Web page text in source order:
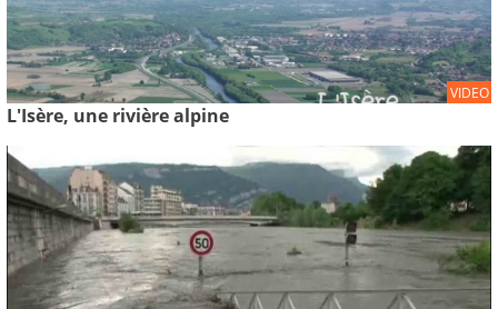
VIDEO
L'Isère, une rivière alpine